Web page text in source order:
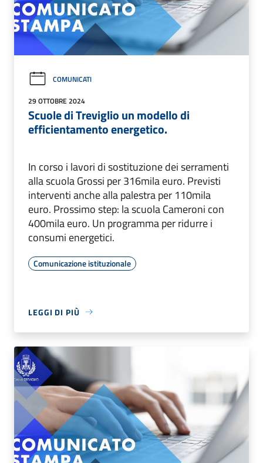
COMUNICATI
29 OTTOBRE 2024
Scuole di Treviglio un modello di
efficientamento energetico.
In corso i lavori di sostituzione dei serramenti
alla scuola Grossi per 316mila euro. Previsti
interventi anche alla palestra per 110mila
euro. Prossimo step: la scuola Cameroni con
400mila euro. Un programma per ridurre i
consumi energetici.
Comunicazione istituzionale
LEGGI DI PIÙ